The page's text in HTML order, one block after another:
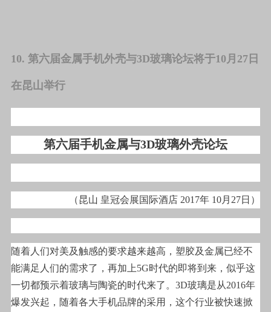
10. 第六届金属手机外壳与3D玻璃论坛将于10月27日
在昆山举行
第六届手机金属与3D玻璃外壳论坛
（昆山 皇冠会展国际酒店 2017年 10月27日）
随着人们对美及触感的要求越来越高，塑胶及金属已经不
能满足人们的需求了，再加上5G时代的即将到来，似乎这
一切都预示着玻璃与陶瓷的时代来了。3D玻璃是从2016年
爆发兴起，随着各大手机品牌的采用，这个行业被快速掀